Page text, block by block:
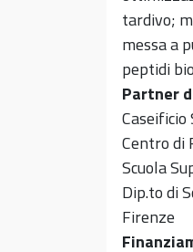
tardivo;
messa a
peptidi
Partner
Caseificio
Centro di
Scuola
Dip.to di
Firenze